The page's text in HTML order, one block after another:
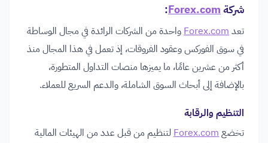
شركةForex.com
:
تعدForex.comواحدة من الشركات الرائدة في مجال الوساطة
في سوق الفوركس وعقود الفروقات، إذ تعمل في هذا المجال منذ
أكثر من عشرين عامًا، ما يميزها منصات التداول المتطورة،
بالإضافة إلى أبحاث السوق الشاملة، والدعم السريع للعملاء.
التنظيم والرقابة
تخضعForex.com لتنظيم من قبل عدد من الهيئات المالية